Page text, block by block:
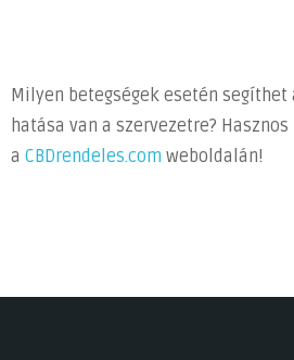
Milyen betegségek esetén segíthet
hatása van a szervezetre?
a CBDrendeles.com weboldalán!